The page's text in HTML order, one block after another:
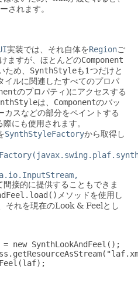
されます。
実装では、それ自体をRegionご
ますが、ほとんどのComponent
め、 SynthStyleも1つだけと
イルに関連したすべてのプロパ
のプロパティ)にアクセスする
は、 Componentのバッ
カスなどの部分をペイントする
際にも使用されます。
SynthStyleFactoryから取得し
間接的に提供することもできま
メソッドを使用し
それを現在のLook & Feelとし
new SynthLookAndFeel();